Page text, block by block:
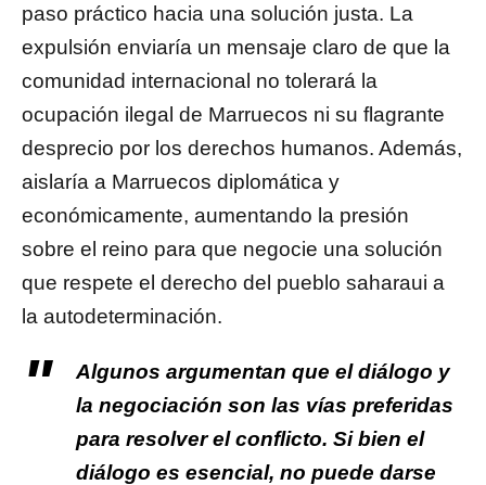
paso práctico hacia una solución justa. La
expulsión enviaría un mensaje claro de que la
comunidad internacional no tolerará la
ocupación ilegal de Marruecos ni su flagrante
desprecio por los derechos humanos. Además,
aislaría a Marruecos diplomática y
económicamente, aumentando la presión
sobre el reino para que negocie una solución
que respete el derecho del pueblo saharaui a
la autodeterminación.
Algunos argumentan que el diálogo y
la negociación son las vías preferidas
para resolver el conflicto. Si bien el
diálogo es esencial, no puede darse